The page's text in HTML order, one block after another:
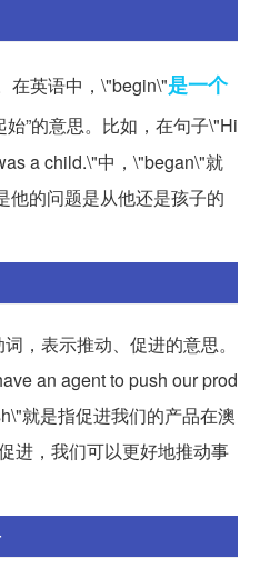
在英语中，\"begin\"是一个
始”的意思。比如，在句子\"Hi
a child.\"中，\"began\"就
他的问题是从他还是孩子的
，表示推动、促进的意思。
an agent to push our prod
就是指促进我们的产品在澳
进，我们可以更好地推动事